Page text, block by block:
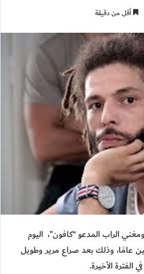
أقل من دقيقة
الراب المدعو “كافون”، اليوم
عامًا، وذلك بعد صراع مرير وطويل
الأخيرة.